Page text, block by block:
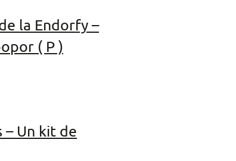
la Endorfy –
( P )
– Un kit de